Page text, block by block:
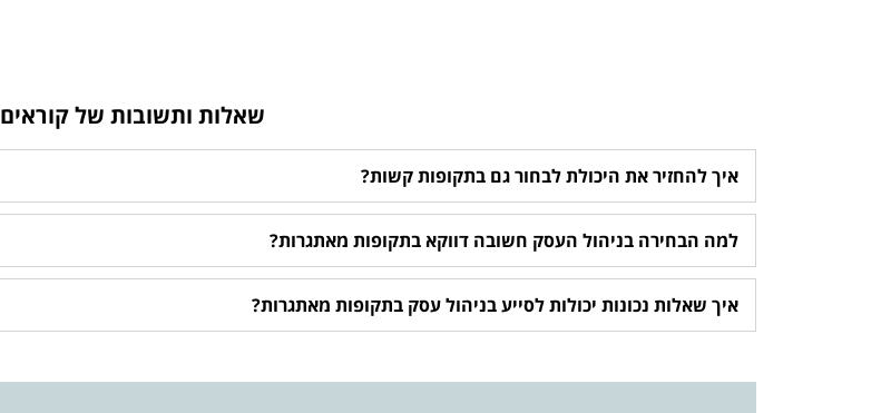
שאלות ותשובות של קוראים
איך להחזיר את היכולת לבחור גם בתקופות קשות?
למה הבחירה בניהול העסק חשובה דווקא בתקופות מאתגרות?
איך שאלות נכונות יכולות לסייע בניהול עסק בתקופות מאתגרות?